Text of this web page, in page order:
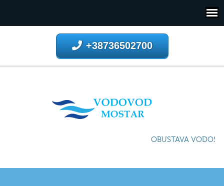
+38736502700
OBUSTAVA